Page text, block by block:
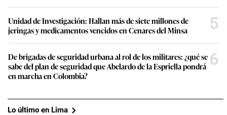
Unidad de Investigación: Hallan más de siete millones de
jeringas y medicamentos vencidos en Cenares del Minsa
5
De brigadas de seguridad urbana al rol de los militares: ¿qué se
sabe del plan de seguridad que Abelardo de la Espriella pondrá
en marcha en Colombia?
6
Lo último en Lima